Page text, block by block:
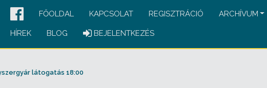
FŐOLDAL KAPCSOLAT REGISZTRÁCIÓ ARCHÍVUM
HÍREK BLOG BEJELENTKEZÉS
látogatás 18:00